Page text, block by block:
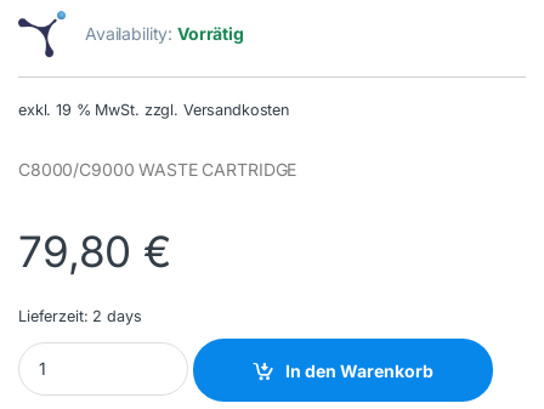
Availability:Vorrätig
exkl. 19 % MwSt. zzgl. Versandkosten
C8000/C9000 WASTE CARTRIDGE
79,80 €
Lieferzeit: 2 days
XEROX - 108R01504 - NEW quantity
In den Warenkorb